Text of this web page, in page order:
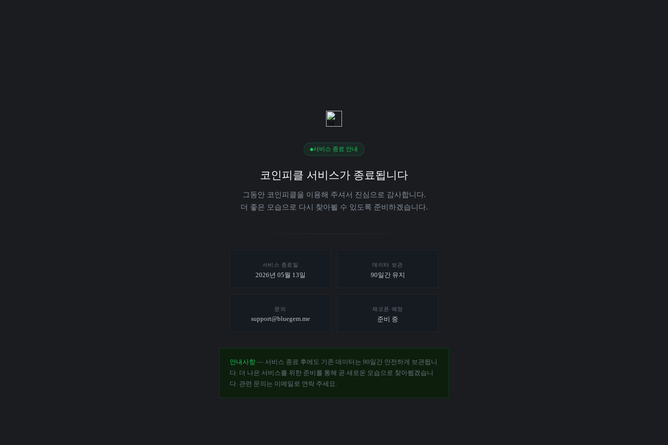
서비스 종료 안내
코인피클 서비스가 종료됩니다
그동안 코인피클을 이용해 주셔서 진심으로 감사합니다.
더 좋은 모습으로 다시 찾아뵐 수 있도록 준비하겠습니다.
서비스 종료일
2026년 05월 13일
데이터 보관
90일간 유지
문의
support@bluegem.me
재오픈 예정
준비 중
안내사항 — 서비스 종료 후에도 기존 데이터는 90일간 안전하게 보관됩니
다. 더 나은 서비스를 위한 준비를 통해 곧 새로운 모습으로 찾아뵙겠습니
다. 관련 문의는 이메일로 연락 주세요.